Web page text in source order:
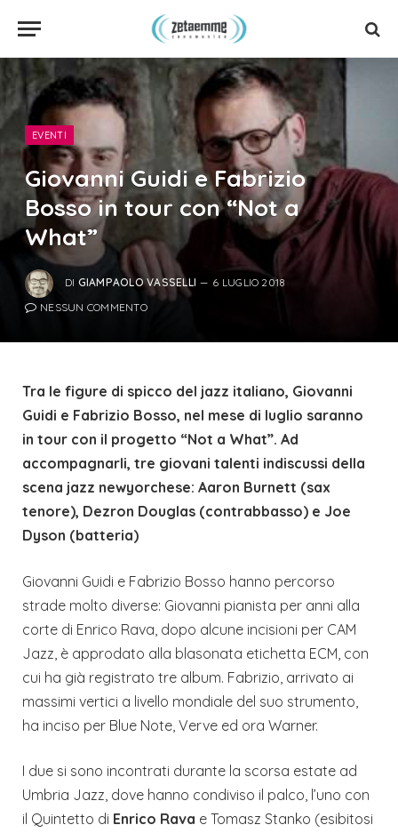
EVENTI
Giovanni Guidi e Fabrizio
Bosso in tour con “Not a
What”
DI GIAMPAOLO VASSELLI
6 LUGLIO 2018
NESSUN COMMENTO
Tra le figure di spicco del jazz italiano, Giovanni
Guidi e Fabrizio Bosso, nel mese di luglio saranno
in tour con il progetto “Not a What”. Ad
accompagnarli, tre giovani talenti indiscussi della
scena jazz newyorchese: Aaron Burnett (sax
tenore), Dezron Douglas (contrabbasso) e Joe
Dyson (batteria)
Giovanni Guidi e Fabrizio Bosso hanno percorso
strade molto diverse: Giovanni pianista per anni alla
corte di Enrico Rava, dopo alcune incisioni per CAM
Jazz, è approdato alla blasonata etichetta ECM, con
cui ha già registrato tre album. Fabrizio, arrivato ai
massimi vertici a livello mondiale del suo strumento,
ha inciso per Blue Note, Verve ed ora Warner.
I due si sono incontrati durante la scorsa estate ad
Umbria Jazz, dove hanno condiviso il palco, l’uno con
il Quintetto di Enrico Rava e Tomasz Stanko (esibitosi